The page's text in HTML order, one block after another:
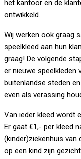
het kantoor en de
ontwikkeld.
Wij werken ook graag
speelkleed aan hun
graag! De volgende
er nieuwe speelkleden
buitenlandse steden
even als verassing
Van ieder kleed wordt
Er gaat €1,- per kleed
(kinder)ziekenhuis van
op een kind zijn